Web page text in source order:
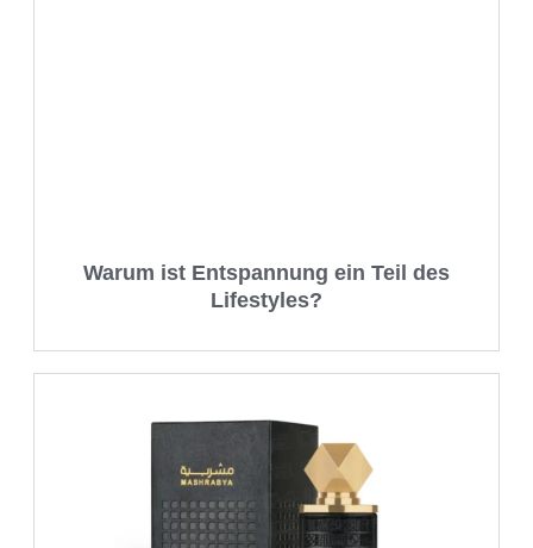
Warum ist Entspannung ein Teil des
Lifestyles?